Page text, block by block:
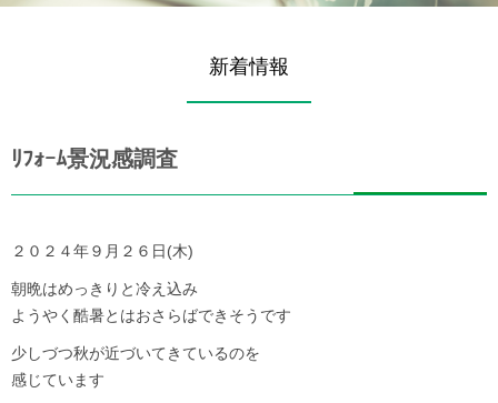
新着情報
ﾘﾌｫｰﾑ景況感調査
２０２４年９月２６日(木)
朝晩はめっきりと冷え込み
ようやく酷暑とはおさらばできそうです
少しづつ秋が近づいてきているのを
感じています